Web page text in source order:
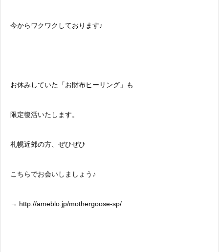
今からワクワクしております♪
お休みしていた「お財布ヒーリング」も
限定復活いたします。
札幌近郊の方、ぜひぜひ
こちらでお会いしましょう♪
→ http://ameblo.jp/mothergoose-sp/